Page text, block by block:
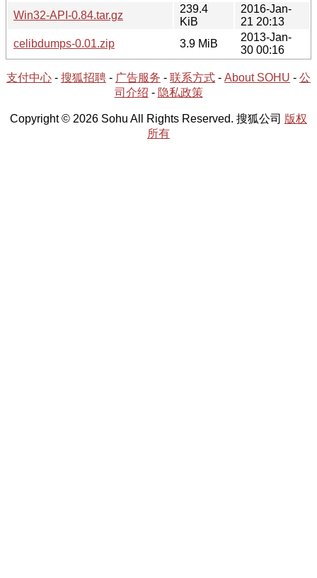
Win32-API-0.84.tar.gz
239.4
KiB
2016-Jan-
21 20:13
celibdumps-0.01.zip
3.9 MiB
2013-Jan-
30 00:16
支付中心 - 搜狐招聘 - 广告服务 - 联系方式 - About SOHU - 公
司介绍 - 隐私政策
Copyright © 2026 Sohu All Rights Reserved. 搜狐公司 版权
所有